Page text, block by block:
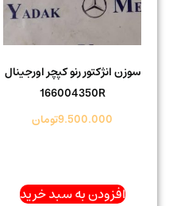
سوزن انژکتور رنو کپچر اورجینال
166004350R
9.500.000تومان
افزودن به سبد خرید